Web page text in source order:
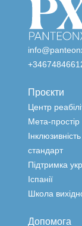
Проєкти
Центр
Мета-простір
стандарт
Підтримка
Іспанії
Школа
Допомога